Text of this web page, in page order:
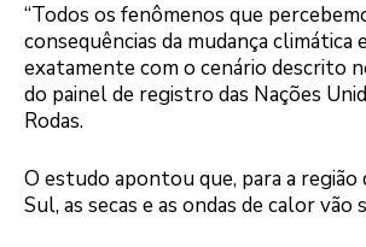
“Todos os fenômenos que
consequências da mudança climática
exatamente com o cenário descrito
do painel de registro das Nações
Rodas.
O estudo apontou que, para a região
Sul, as secas e as ondas de calor vão